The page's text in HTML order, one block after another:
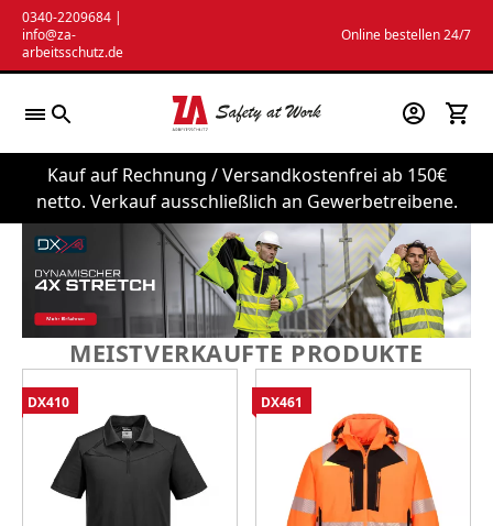
Zum
Inhalt
springen
0340-2209684 |
info@za-
arbeitsschutz.de
Online bestellen 24/7
Kauf auf Rechnung / Versandkostenfrei ab 150€
netto. Verkauf ausschließlich an Gewerbetreibene.
MEISTVERKAUFTE PRODUKTE
DX410 DX461